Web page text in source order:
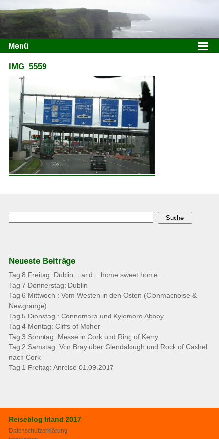
Menü
IMG_5559
Neueste Beiträge
Tag 8 Freitag: Dublin .. and .. home sweet home ..
Tag 7 Donnerstag: Dublin
Tag 6 Mittwoch : Vom Westen in den Osten (Clonmacnoise &
Newgrange)
Tag 5 Dienstag : Connemara und Kylemore Abbey
Tag 4 Montag: Cliffs of Moher
Tag 3 Sonntag: Messe in Cork und Ring of Kerry
Tag 2 Samstag: Von Bray über Glendalough und Rock of Cashel
nach Cork
Tag 1 Freitag: Anreise 01.09.2017
Reiseblog Irland 2017
Datenschutzerklärung